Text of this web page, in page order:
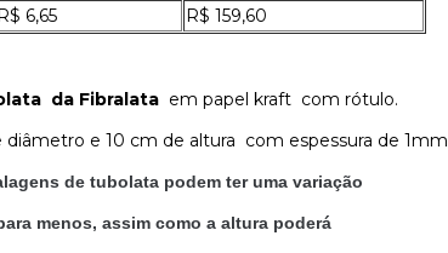
R$ 6,65 R$ 159,60
da Fibralata em papel kraft com rótulo.
diâmetro e 10 cm de altura com espessura de 1mm
de tubolata podem ter uma variação
menos, assim como a altura poderá